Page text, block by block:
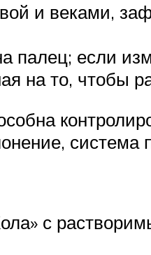
и веками,
палец; если
на то, чтобы
система
с